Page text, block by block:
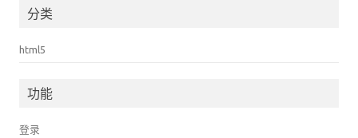
分类
html5
功能
登录